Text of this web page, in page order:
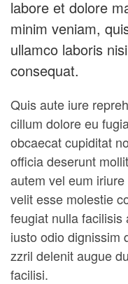
labore et dolore
minim veniam,
ullamco laboris
consequat.
Quis aute iure
cillum dolore eu
obcaecat cupiditat
officia deserunt
autem vel eum
velit esse molestie
feugiat nulla
iusto odio dignissim
zzril delenit augue
facilisi.